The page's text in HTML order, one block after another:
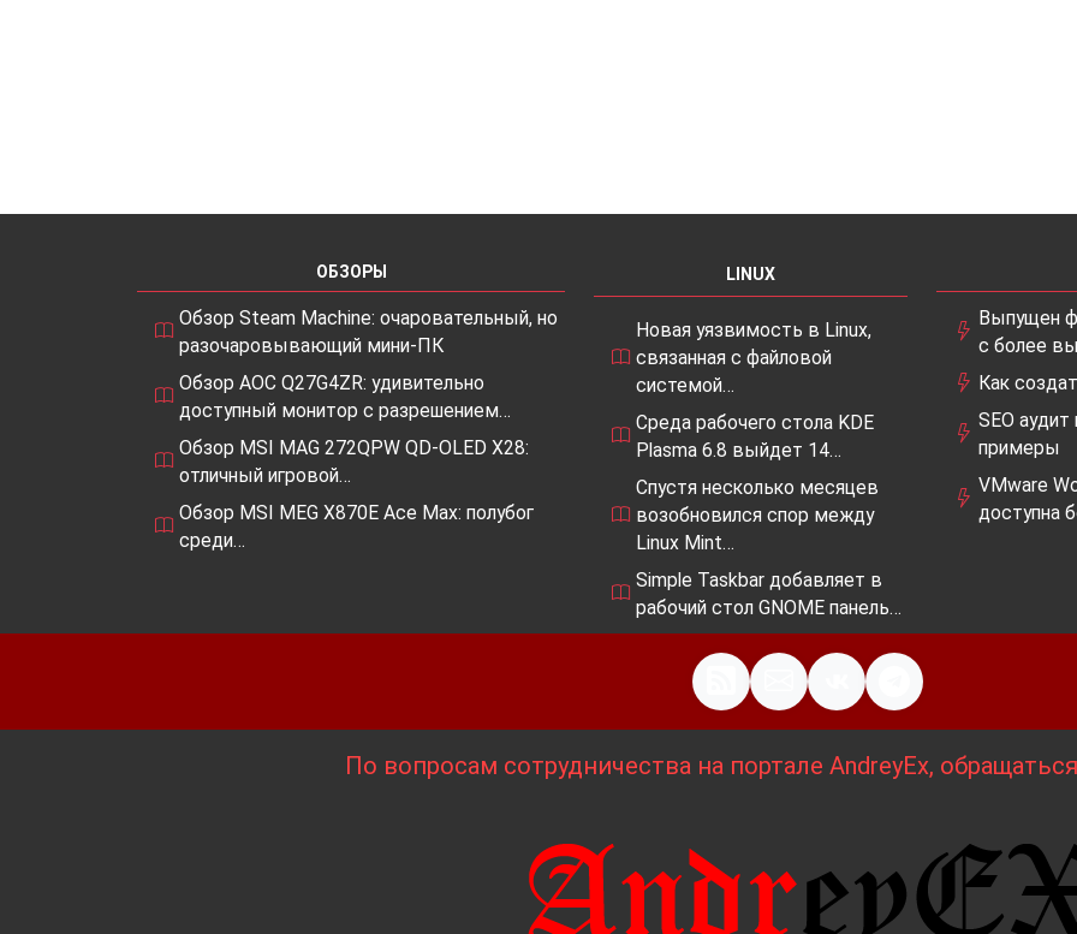
ОБЗОРЫ
Обзор Steam Machine: очаровательный, но
разочаровывающий мини-ПК
Обзор AOC Q27G4ZR: удивительно
доступный монитор с разрешением…
Обзор MSI MAG 272QPW QD-OLED X28:
отличный игровой…
Обзор MSI MEG X870E Ace Max: полубог
среди…
LINUX
Новая уязвимость в Linux,
связанная с файловой
системой…
Среда рабочего стола KDE
Plasma 6.8 выйдет 14…
Спустя несколько месяцев
возобновился спор между
Linux Mint…
Simple Taskbar добавляет в
рабочий стол GNOME панель…
Выпущен
с более
Как
SEO
примеры
VMware
доступна
По вопросам сотрудничества на портале AndreyEx,